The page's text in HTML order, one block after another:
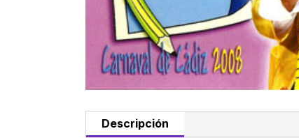
Descripción